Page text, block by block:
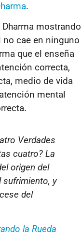
.
mostrando
cae en ninguno
que el enseña
correcta,
medio de vida
mental
Verdades
cuatro? La
origen del
sufrimiento, y
del
la Rueda